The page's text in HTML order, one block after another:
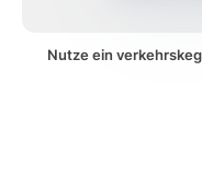
Nutze ein